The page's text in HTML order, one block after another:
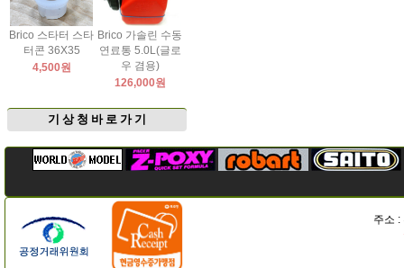
Brico 스타터 스타
터콘 36X35
4,500원
Brico 가솔린 수동
연료통 5.0L(글로
우 겸용)
126,000원
기 상 청 바 로 가 기
주소